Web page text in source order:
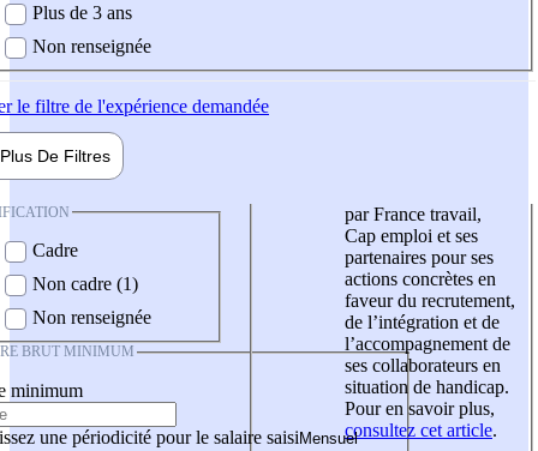
Plus de 3 ans
Non renseignée
le filtre de l'expérience demandée
Plus De Filtres
Cadre
Non cadre (1)
Non renseignée
BRUT MINIMUM
minimum
une périodicité pour le salaire saisi
par France travail,
Cap emploi et ses
partenaires pour ses
actions concrètes en
faveur du recrutement,
de l’intégration et de
l’accompagnement de
ses collaborateurs en
situation de handicap.
Pour en savoir plus,
consultez cet article.